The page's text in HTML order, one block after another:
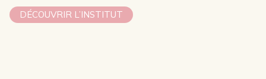
DÉCOUVRIR L’INSTITUT